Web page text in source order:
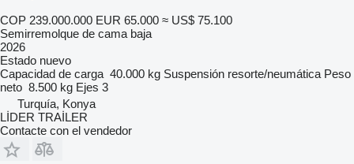
COP 239.000.000 EUR 65.000 ≈ US$ 75.100
Semirremolque de cama baja
2026
Estado nuevo
Capacidad de carga 40.000 kg Suspensión resorte/neumática Peso
neto 8.500 kg Ejes 3
Turquía, Konya
LİDER TRAİLER
Contacte con el vendedor